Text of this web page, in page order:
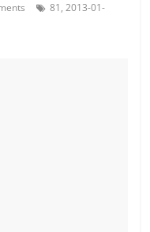
81, 2013-01-